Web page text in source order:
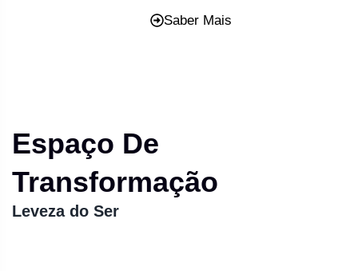
Saber Mais
Espaço De
Transformação
Leveza do Ser